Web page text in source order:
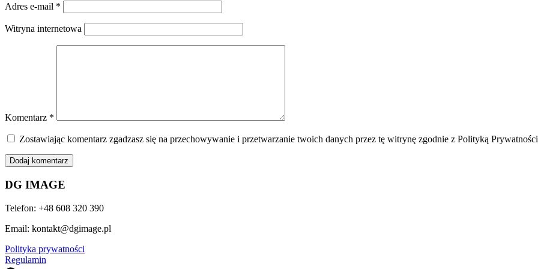
Adres e-mail *
Witryna internetowa
Komentarz *
Zostawiając komentarz zgadzasz się na przechowywanie i przetwarzanie twoich danych przez tę witrynę zgodnie z Polityką
DG IMAGE
Telefon: +48 608 320 390
Email: kontakt@dgimage.pl
Polityka prywatności
Regulamin